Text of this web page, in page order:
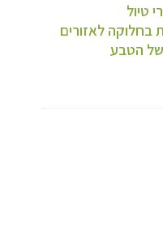
טיול
בחלוקה לאזורים
של הטבע